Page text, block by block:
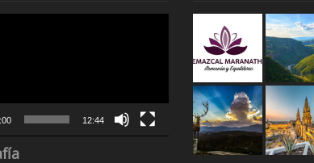
12:44